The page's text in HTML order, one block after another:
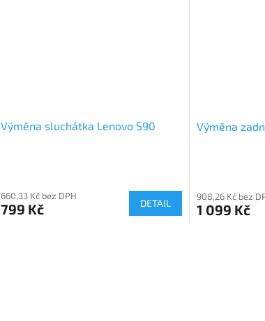
Výměna sluchátka Lenovo S90
660,33 Kč bez DPH
799 Kč DETAIL
Výměna
908,26 Kč bez
1 099 Kč